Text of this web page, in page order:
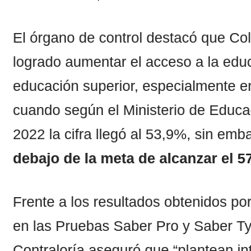
El órgano de control destacó que
logrado aumentar el acceso a la
educación superior, especialmente
cuando según el Ministerio de
2022 la cifra llegó al 53,9%, sin
debajo de la meta de alcanzar el
Frente a los resultados obtenidos
en las Pruebas Saber Pro y Saber